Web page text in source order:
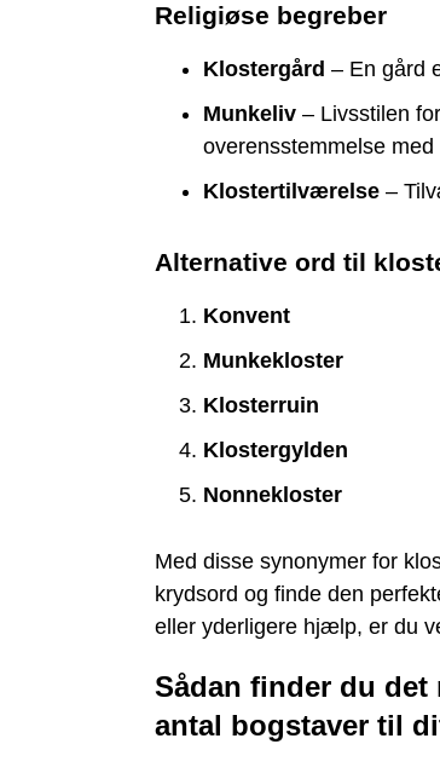
Religiøse begreber
Klostergård – En gård
Munkeliv – Livsstilen
overensstemmelse
Klostertilværelse –
Alternative ord til
Konvent
Munkekloster
Klosterruin
Klostergylden
Nonnekloster
Med disse synonymer for
krydsord og finde den
eller yderligere hjælp, er du
Sådan finder du
antal bogstaver til